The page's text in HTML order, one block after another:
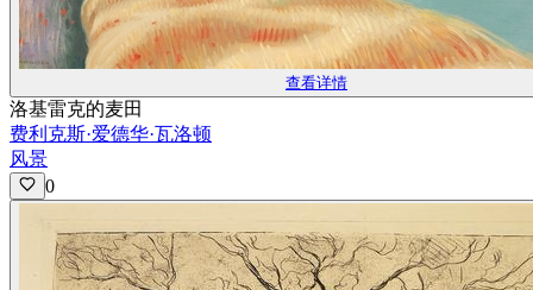
查看详情
洛基雷克的麦田
费利克斯·爱德华·瓦洛顿
风景
0